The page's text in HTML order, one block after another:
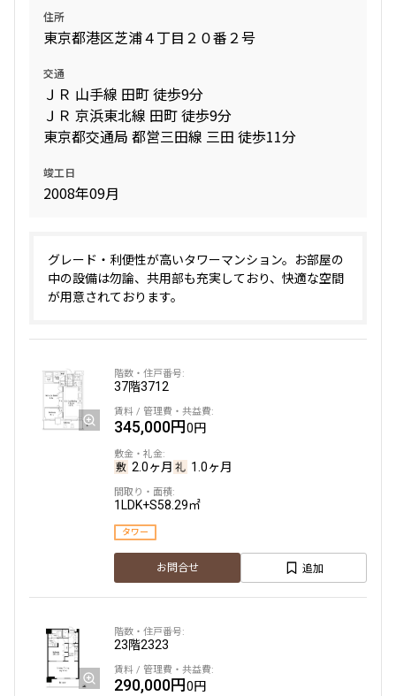
駅から徒歩
指定なし
3分以内
5分以内
10分以内
15分以内
当社限定物件
申込無し物件のみ表示
ペット可・相談
楽器可・相談
入居可能日
より詳細な絞り込み
建物施設やお部屋の設備、方位、階数などの絞り込みが
設定する
検索対象お部屋数
38件
住所
東京都港区芝浦４丁目２０番２号
交通
ＪＲ 山手線 田町 徒歩9分
ＪＲ 京浜東北線 田町 徒歩9分
東京都交通局 都営三田線 三田 徒歩11分
竣工日
2008年09月
グレード・利便性が高いタワーマンション。お部屋の
中の設備は勿論、共用部も充実しており、快適な空間
が用意されております。
37階3712
345,000円0円
2.0ヶ月 1.0ヶ月
1LDK+S58.29㎡
タワー
お問合せ 追加
23階2323
290,000円0円